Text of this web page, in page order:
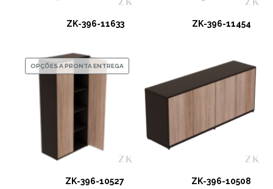
ZK-396-11633 ZK-396-11454
OPÇÕES A PRONTA ENTREGA
ZK-396-10527 ZK-396-10508